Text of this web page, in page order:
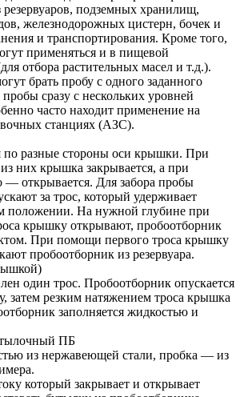
резервуаров, подземных хранилищ,
железнодорожных цистерн, бочек и
и транспортирования. Кроме того,
применяться и в пищевой
отбора растительных масел и т.д.).
брать пробу с одного заданного
сразу с нескольких уровней
часто находит применение на
станциях (АЗС).
по разные стороны оси крышки. При
них крышка закрывается, а при
— открывается. Для забора пробы
за трос, который удерживает
положении. На нужной глубине при
крышку открывают, пробоотборник
При помощи первого троса крышку
пробоотборник из резервуара.
один трос. Пробоотборник опускается
затем резким натяжением троса крышка
заполняется жидкостью и
ПБ
из нержавеющей стали, пробка — из
который закрывает и открывает